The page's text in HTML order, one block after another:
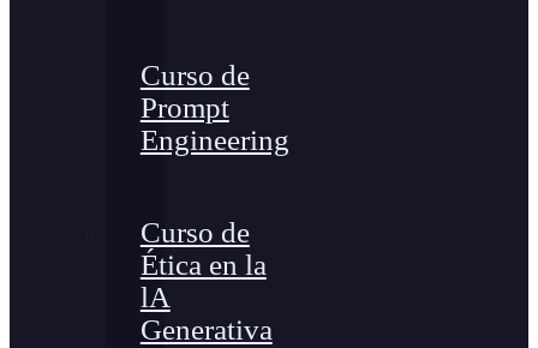
Curso de
Prompt
Engineering
Curso de
Ética en la
lA
Generativa